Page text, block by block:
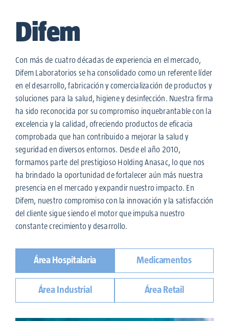
Difem
Con más de cuatro décadas de experiencia en el mercado,
Difem Laboratorios se ha consolidado como un referente líder
en el desarrollo, fabricación y comercialización de productos y
soluciones para la salud, higiene y desinfección. Nuestra firma
ha sido reconocida por su compromiso inquebrantable con la
excelencia y la calidad, ofreciendo productos de eficacia
comprobada que han contribuido a mejorar la salud y
seguridad en diversos entornos. Desde el año 2010,
formamos parte del prestigioso Holding Anasac, lo que nos
ha brindado la oportunidad de fortalecer aún más nuestra
presencia en el mercado y expandir nuestro impacto. En
Difem, nuestro compromiso con la innovación y la satisfacción
del cliente sigue siendo el motor que impulsa nuestro
constante crecimiento y desarrollo.
Área Hospitalaria Medicamentos
Área Industrial Área Retail